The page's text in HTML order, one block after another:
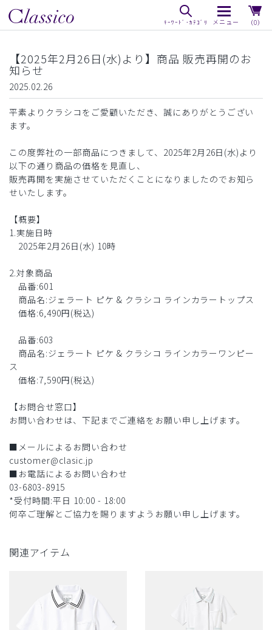
（0）
【2025年2月26日(水)より】商品 販売再開のお
知らせ
2025.02.26
平素よりクラシコをご愛顧いただき、誠にありがとうござい
ます。
この度弊社の一部商品につきまして、2025年2月26日(水)より
以下の通り商品の価格を見直し、
販売再開を実施させていただくことになりましたのでお知ら
せいたします。
【概要】
1.実施日時
2025年2月26日(水) 10時
2.対象商品
品番:601
商品名:ジェラート ピケ & クラシコ ラインカラートップス
価格:6,490円(税込)
品番:603
商品名:ジェラート ピケ & クラシコ ラインカラーワンピー
ス
価格:7,590円(税込)
【お問合せ窓口】
お問い合わせは、下記までご連絡をお願い申し上げます。
■メールによるお問い合わせ
customer@clasic.jp
■お電話によるお問い合わせ
03-6803-8915
*受付時間:平日 10:00 - 18:00
何卒ご理解とご協力を賜りますようお願い申し上げます。
関連アイテム